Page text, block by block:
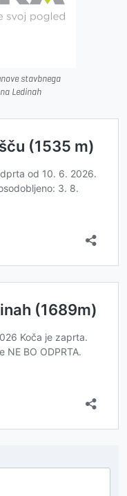
stavbnega
Ledinah